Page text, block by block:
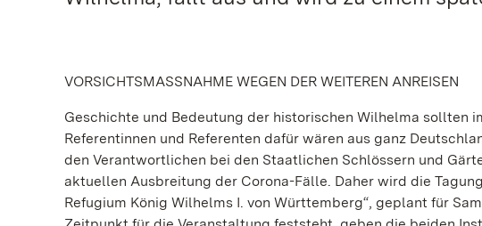
VORSICHTSMASSNAHME WEGEN DER WEITEREN ANREISEN
Geschichte und Bedeutung der historischen Wilhelma sollten
Referentinnen und Referenten dafür wären aus ganz
den Verantwortlichen bei den Staatlichen Schlössern und
aktuellen Ausbreitung der Corona-Fälle. Daher wird die
Refugium König Wilhelms I. von Württemberg“, geplant für